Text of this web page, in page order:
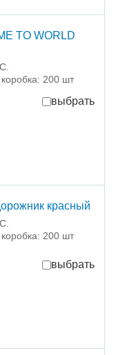
TO WORLD
200 шт
выбрать
красный
200 шт
выбрать